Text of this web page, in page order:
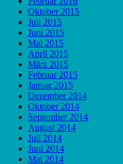
Oktober 2015
Juli 2015
Juni 2015
Mai 2015
April 2015
März 2015
Februar 2015
Januar 2015
Dezember 2014
Oktober 2014
September 2014
August 2014
Juli 2014
Juni 2014
Mai 2014